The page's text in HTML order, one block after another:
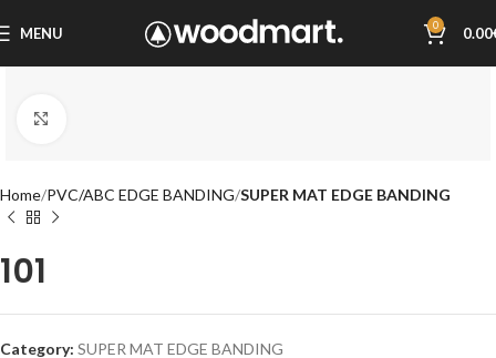
MENU 0 0.00
Home PVC/ABC EDGE BANDING SUPER MAT EDGE BANDING
101
Category: SUPER MAT EDGE BANDING